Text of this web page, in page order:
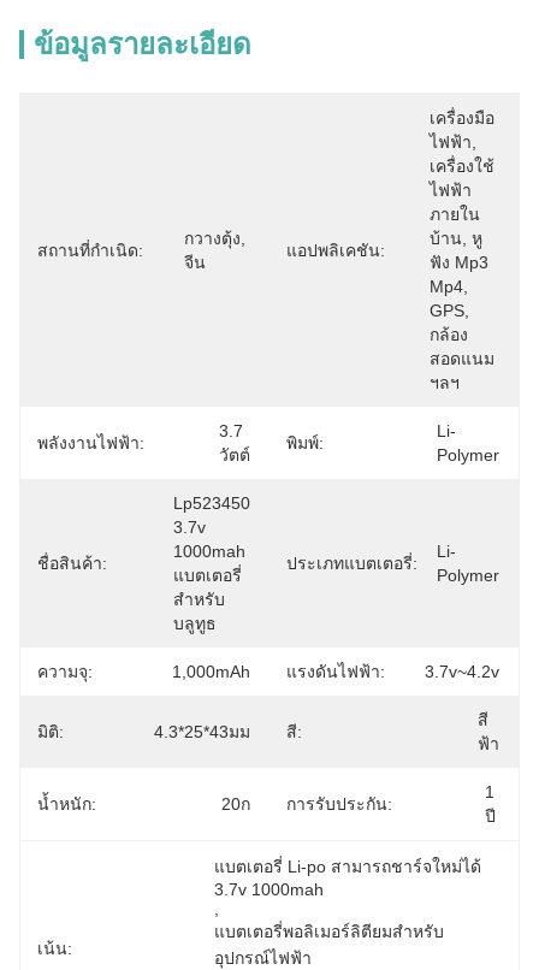
ข้อมูลรายละเอียด
สถานที่กำเนิด:
กวางตุ้ง,
จีน
แอปพลิเคชัน:
เครื่องมือ
ไฟฟ้า,
เครื่องใช้
ไฟฟ้า
ภายใน
บ้าน, หู
ฟัง Mp3
Mp4,
GPS,
กล้อง
สอดแนม
ฯลฯ
พลังงานไฟฟ้า:
3.7
วัตต์
พิมพ์:
Li-
Polymer
ชื่อสินค้า:
Lp523450
3.7v
1000mah
แบตเตอรี่
สำหรับ
บลูทูธ
ประเภทแบตเตอรี่:
Li-
Polymer
ความจุ: 1,000mAh แรงดันไฟฟ้า: 3.7v~4.2v
มิติ: 4.3*25*43มม สี:
สี
ฟ้า
น้ำหนัก: 20ก การรับประกัน:
1
ปี
เน้น:
แบตเตอรี่ Li-po สามารถชาร์จใหม่ได้
3.7v 1000mah
แบตเตอรี่พอลิเมอร์ลิตียมสําหรับ
อุปกรณ์ไฟฟ้า